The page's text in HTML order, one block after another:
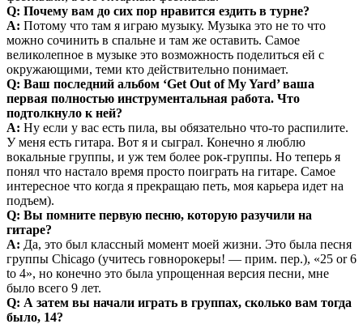
Q: Почему вам до сих пор нравится ездить в турне?
A: Потому что там я играю музыку. Музыка это не то что
можно сочинить в спальне и там же оставить. Самое
великолепное в музыке это возможность поделиться ей с
окружающими, теми кто действительно понимает.
Q: Ваш последний альбом ‘Get Out of My Yard’ ваша
первая полностью инструментальная работа. Что
подтолкнуло к ней?
A: Ну если у вас есть пила, вы обязательно что-то распилите.
У меня есть гитара. Вот я и сыграл. Конечно я люблю
вокальные группы, и уж тем более рок-группы. Но теперь я
понял что настало время просто поиграть на гитаре. Самое
интересное что когда я прекращаю петь, моя карьера идет на
подъем).
Q: Вы помните первую песню, которую разучили на
гитаре?
A: Да, это был классный момент моей жизни. Это была песня
группы Chicago (учитесь говнорокеры! — прим. пер.), «25 or 6
to 4», но конечно это была упрощенная версия песни, мне
было всего 9 лет.
Q: А затем вы начали играть в группах, сколько вам тогда
было, 14?